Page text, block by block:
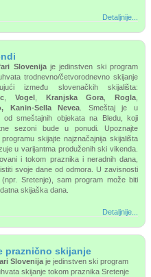
Detaljnije...
Slovenijaje jedinstven ski program
trodnevno/četvorodnevno skijanje
između slovenačkih skijališta:
Vogel, Kranjska Gora ,Rogla
Kanin-Sella Nevea . Smeštaj je u
od smeštajnih objekata na Bledu, koji
sezoni bude u ponudi. Upoznajte
skijajte najznačajnija skijališta
u varijantma produženih ski vikenda.
i tokom praznika i neradnih dana,
svoje dane od odmora. U zavisnosti
Sretenje), sam program može biti
skijaška dana.
Detaljnije...
praznično skijanje
Slovenija je jedinstven ski program
skijanje tokom praznika Sretenje